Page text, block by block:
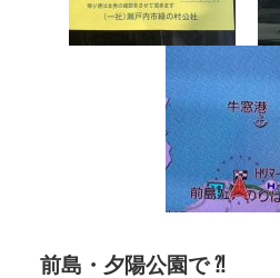
前島・夕陽公園で ⁈